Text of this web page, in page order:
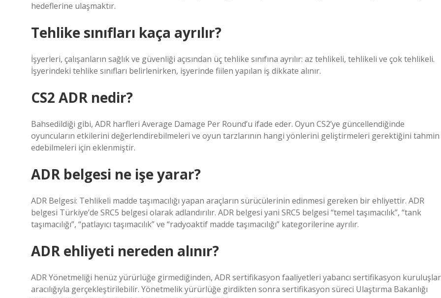
hedeflerine ulaşmaktır.
Tehlike sınıfları kaça ayrılır?
İşyerleri, çalışanların sağlık ve güvenliği açısından üç tehlike sınıfına ayrılır: az tehlikeli, tehlikeli ve çok tehlikeli.
İşyerindeki tehlike sınıfları belirlenirken, işyerinde fiilen yapılan iş dikkate alınır.
CS2 ADR nedir?
Bahsedildiği gibi, ADR harfleri Average Damage Per Round’u ifade eder. Oyun CS2’ye güncellendiğinde
oyuncuların etkilerini değerlendirebilmeleri ve oyun tarzlarının hangi yönlerini geliştirmeleri gerektiğini tahmin
edebilmeleri için eklenmiştir.
ADR belgesi ne işe yarar?
ADR Belgesi: Tehlikeli madde taşımacılığı yapan araçların sürücülerinin edinmesi gereken bir ehliyettir. ADR
belgesi Türkiye’de SRC5 belgesi olarak adlandırılır. ADR belgesi yani SRC5 belgesi “temel taşımacılık”, “tank
taşımacılığı”, “patlayıcı taşımacılık” ve “radyoaktif madde taşımacılığı” kategorilerine ayrılır.
ADR ehliyeti nereden alınır?
ADR Yönetmeliği henüz yürürlüğe girmediğinden, ADR sertifikasyon faaliyetleri yabancı sertifikasyon
aracılığıyla gerçekleştirilebilir. Yönetmelik yürürlüğe girdikten sonra sertifikasyon süreci Ulaştırma Bakanlığı